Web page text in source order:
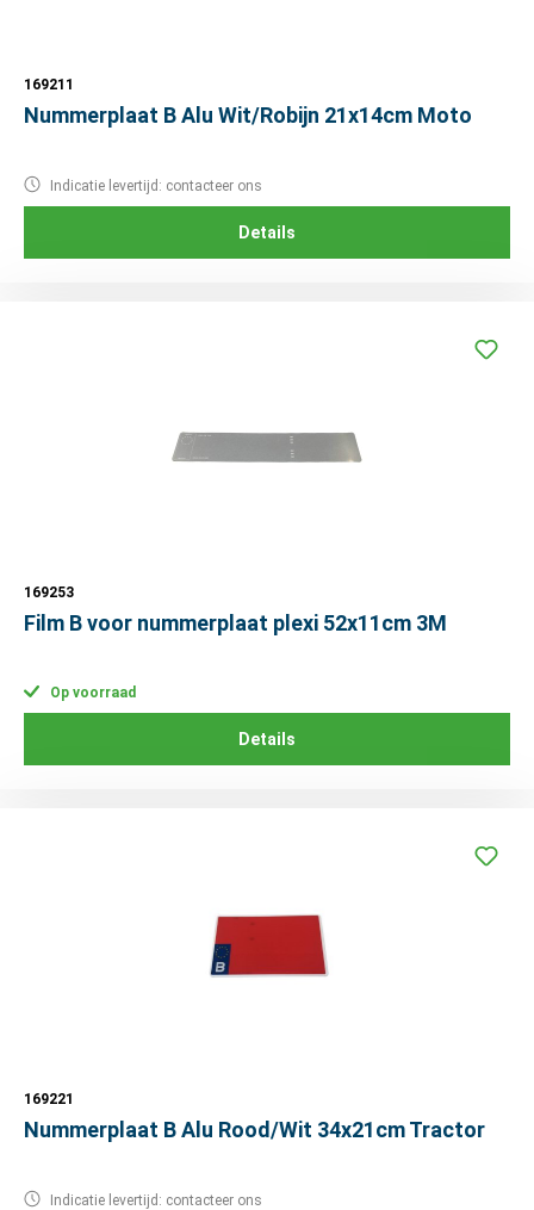
169211
Nummerplaat B Alu Wit/Robijn 21x14cm Moto
Indicatie levertijd: contacteer ons
Details
169253
Film B voor nummerplaat plexi 52x11cm 3M
Op voorraad
Details
169221
Nummerplaat B Alu Rood/Wit 34x21cm Tractor
Indicatie levertijd: contacteer ons